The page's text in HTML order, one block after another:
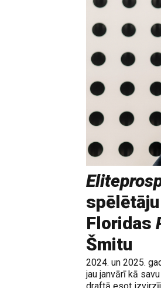
Floridas
Šmitu
2024. un 2025.
jau janvārī kā